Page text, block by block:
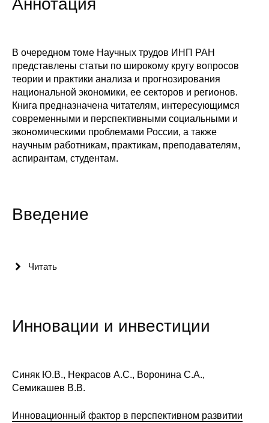
Сотрудники
Противодействие коррупции
Материалы для СМИ
Публикации
Научная жизнь
Стандарты оформления
Аннотация
В очередном томе Научных трудов ИНП РАН
представлены статьи по широкому кругу вопросов
теории и практики анализа и прогнозирования
национальной экономики, ее секторов и регионов.
Книга предназначена читателям, интересующимся
современными и перспективными социальными и
экономическими проблемами России, а также
научным работникам, практикам, преподавателям,
аспирантам, студентам.
Введение
Читать
Инновации и инвестиции
Синяк Ю.В., Некрасов А.С., Воронина С.А.,
Семикашев В.В.
Инновационный фактор в перспективном развитии